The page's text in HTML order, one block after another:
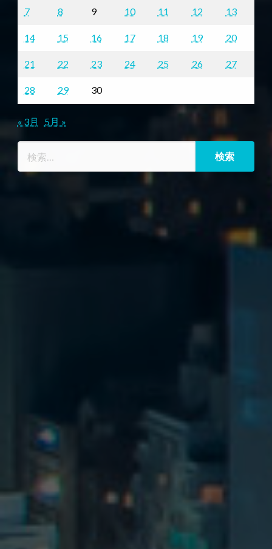
7 8 9 10 11 12 13
14 15 16 17 18 19 20
21 22 23 24 25 26 27
28 29 30
« 3月 5月 »